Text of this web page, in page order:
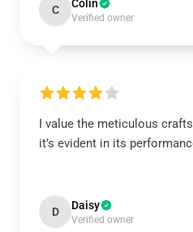
C Colin
Verified owner
I value the meticulous
it’s evident in its
D Daisy
Verified owner